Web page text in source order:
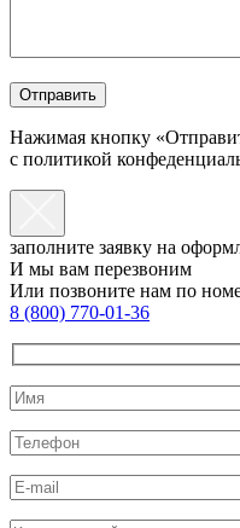
Нажимая кнопку
с политикой
заполните заявку на
И мы вам перезвоним
Или позвоните нам по
8 (800) 770-01-36